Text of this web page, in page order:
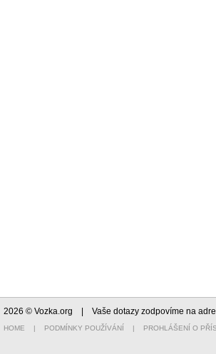
2026 © Vozka.org | Vaše dotazy zodpovíme na
HOME | PODMÍNKY POUŽÍVÁNÍ | PROHLÁŠENÍ O